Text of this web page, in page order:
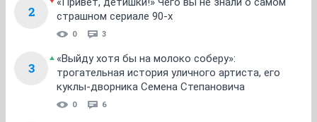
2
страшном сериале 90-х
0 3
3
«Выйду хотя бы на молоко соберу»:
трогательная история уличного артиста, его
куклы-дворника Семена Степановича
0 6